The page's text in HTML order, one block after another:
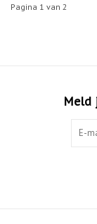
Pagina 1 van 2
Meld